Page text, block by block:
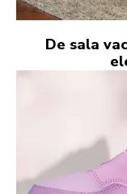
De sala